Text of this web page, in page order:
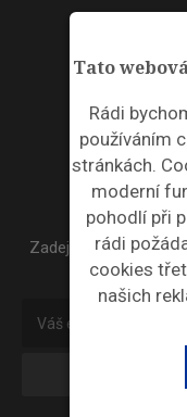
Tato
Rádi
používáním
stránkách.
moderní
pohodlí při
rádi
cookies
našich
Zadejte váš email a